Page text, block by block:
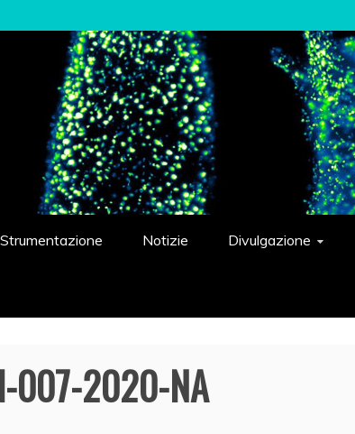
"Eduardo Caianiello"
Strumentazione Notizie Divulgazione
007-2020-NA